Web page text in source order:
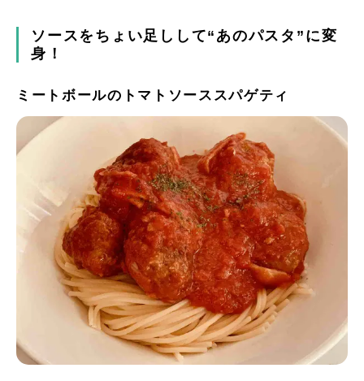
ソースをちょい足しして“あのパスタ”に変
身！
ミートボールのトマトソーススパゲティ